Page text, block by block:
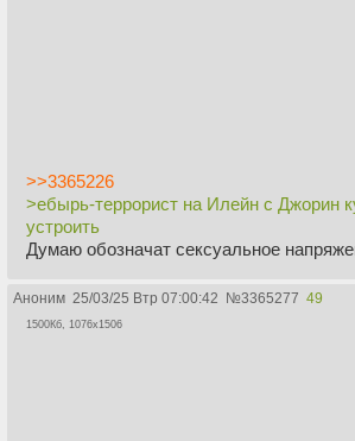
>>3365226
>ебырь-террорист на Илейн с Джорин
устроить
Думаю обозначат сексуальное
Аноним 25/03/25 Втр 07:00:42 №3365277 49
1500Кб, 1076x1506